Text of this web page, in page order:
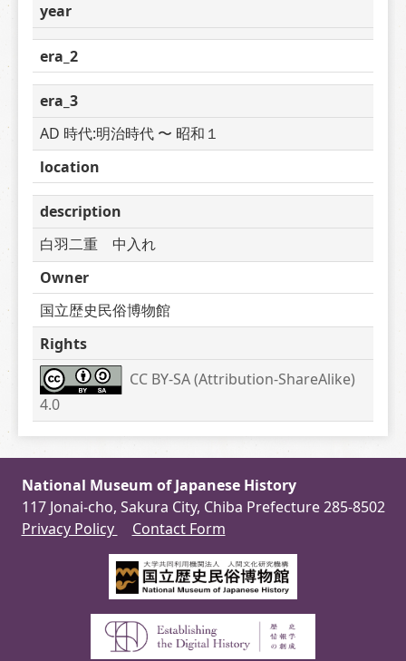
year
era_2
era_3
AD 時代:明治時代 〜 昭和１
location
description
白羽二重　中入れ
Owner
国立歴史民俗博物館
Rights
CC BY-SA (Attribution-ShareAlike)
4.0
National Museum of Japanese History
117 Jonai-cho, Sakura City, Chiba Prefecture 285-8502
Privacy Policy
Contact Form